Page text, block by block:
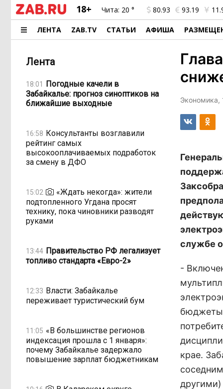
18+ Чита: 20 ° 80.93 93.19
ЛЕНТА ZAB.TV СТАТЬИ АФИША
Лента
18:01 Погодные качели в
Забайкалье: прогноз синоптиков на
ближайшие выходные
16:58 Консультанты возглавили
рейтинг самых
высокооплачиваемых подработок
за смену в ДФО
15:02
«Ждать некогда»: жители
подтопленного Угдана просят
технику, пока чиновники разводят
руками
13:44 Правительство РФ легализует
топливо стандарта «Евро-2»
12:33 Власти: Забайкалье
переживает туристический бум
11:05 «В большинстве регионов
индексация прошла с 1 января»:
почему Забайкалье задержало
повышение зарплат бюджетникам
Экономика,
службе
-
бюджеты
крае.
другими)